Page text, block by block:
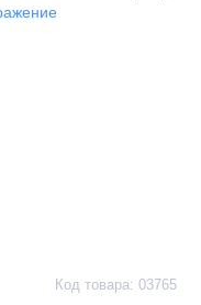
Код товара: 03765